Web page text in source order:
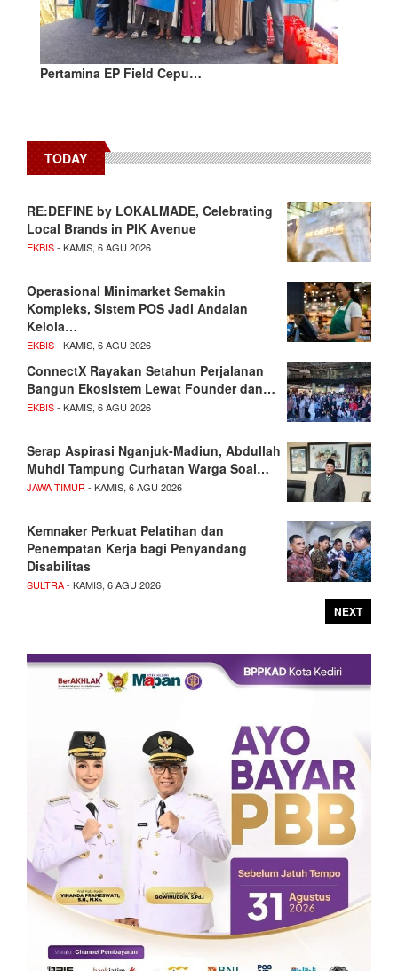
Pertamina EP Field Cepu…
TODAY
RE:DEFINE by LOKALMADE, Celebrating
Local Brands in PIK Avenue
EKBIS- KAMIS, 6 AGU 2026
Operasional Minimarket Semakin
Kompleks, Sistem POS Jadi Andalan
Kelola…
EKBIS- KAMIS, 6 AGU 2026
ConnectX Rayakan Setahun Perjalanan
Bangun Ekosistem Lewat Founder dan…
EKBIS- KAMIS, 6 AGU 2026
Serap Aspirasi Nganjuk-Madiun, Abdullah
Muhdi Tampung Curhatan Warga Soal…
JAWA TIMUR- KAMIS, 6 AGU 2026
Kemnaker Perkuat Pelatihan dan
Penempatan Kerja bagi Penyandang
Disabilitas
SULTRA- KAMIS, 6 AGU 2026
NEXT